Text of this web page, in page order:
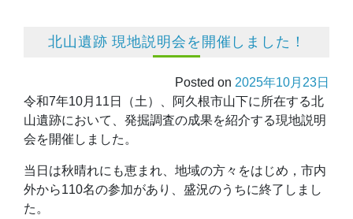
北山遺跡 現地説明会を開催しました！
Posted on 2025年10月23日
令和7年10月11日（土）、阿久根市山下に所在する北
山遺跡において、発掘調査の成果を紹介する現地説明
会を開催しました。
当日は秋晴れにも恵まれ、地域の方々をはじめ，市内
外から110名の参加があり、盛況のうちに終了しまし
た。